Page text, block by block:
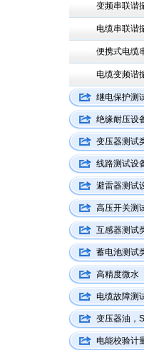
变频串联谐
电缆串联谐
便携式电缆
电缆变频谐
继电保护测
绝缘耐压设
变压器测试
线路测试设
避雷器测试
高压开关测
互感器测试
蓄电池测试
高精度微水
电缆故障测
变压器油，
电能校验计